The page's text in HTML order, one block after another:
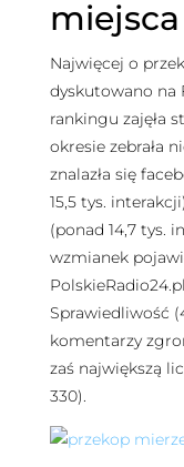
Najwięcej o
dyskutowano na
rankingu zajęła
okresie zebrała
znalazła się
15,5 tys.
(ponad 14,7 tys.
wzmianek
Sprawiedliwość
komentarzy
zaś największą
330).